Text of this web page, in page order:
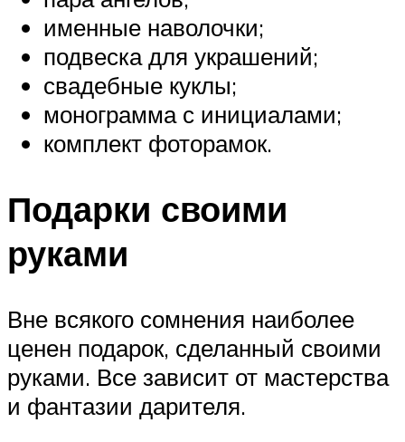
именные наволочки;
подвеска для украшений;
свадебные куклы;
монограмма с инициалами;
комплект фоторамок.
Подарки своими
руками
Вне всякого сомнения наиболее
ценен подарок, сделанный своими
руками. Все зависит от мастерства
и фантазии дарителя.